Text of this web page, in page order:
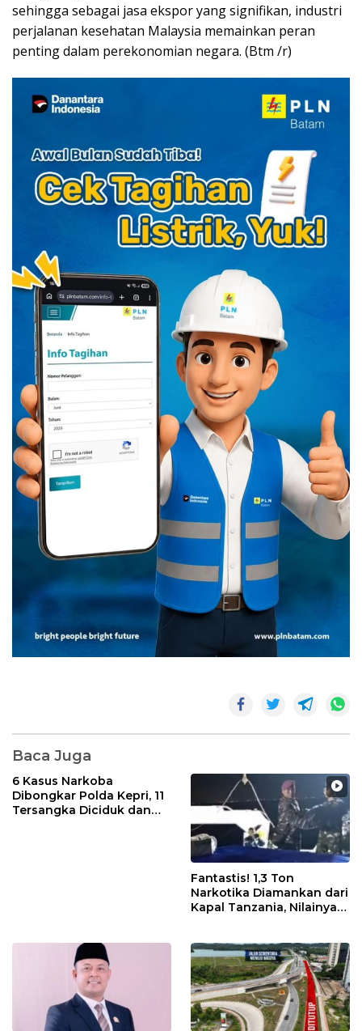
sehingga sebagai jasa ekspor yang signifikan, industri
perjalanan kesehatan Malaysia memainkan peran
penting dalam perekonomian negara. (Btm /r)
Baca Juga
6 Kasus Narkoba
Dibongkar Polda Kepri, 11
Tersangka Diciduk dan
Fantastis! 1,3 Ton
Narkotika Diamankan dari
Kapal Tanzania, Nilainya